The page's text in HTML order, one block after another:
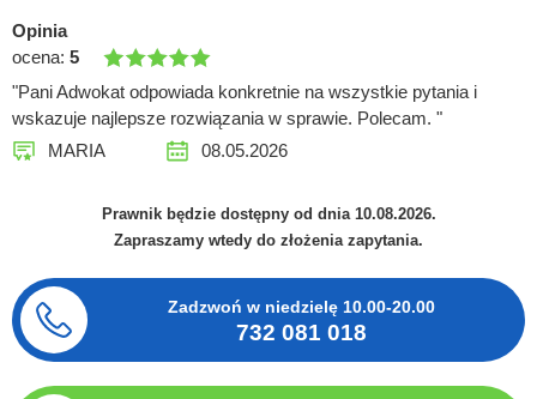
Opinia
ocena: 5
"Pani Adwokat odpowiada konkretnie na wszystkie pytania i
wskazuje najlepsze rozwiązania w sprawie. Polecam. "
MARIA
08.05.2026
Prawnik będzie dostępny od dnia 10.08.2026.
Zapraszamy wtedy do złożenia zapytania.
Zadzwoń w niedzielę 10.00-20.00
732 081 018